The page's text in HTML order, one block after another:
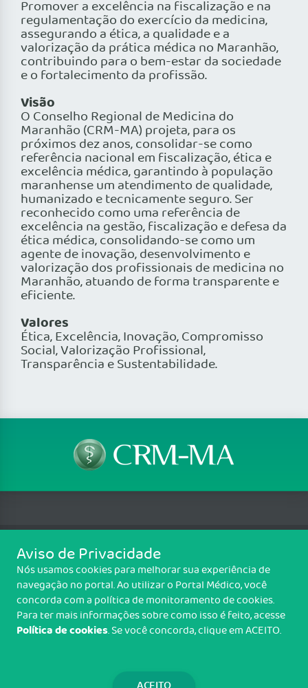
Promover a excelência na fiscalização e na
regulamentação do exercício da medicina,
assegurando a ética, a qualidade e a
valorização da prática médica no Maranhão,
contribuindo para o bem-estar da sociedade
e o fortalecimento da profissão.
Visão
O Conselho Regional de Medicina do
Maranhão (CRM-MA) projeta, para os
próximos dez anos, consolidar-se como
referência nacional em fiscalização, ética e
excelência médica, garantindo à população
maranhense um atendimento de qualidade,
humanizado e tecnicamente seguro. Ser
reconhecido como uma referência de
excelência na gestão, fiscalização e defesa da
ética médica, consolidando-se como um
agente de inovação, desenvolvimento e
valorização dos profissionais de medicina no
Maranhão, atuando de forma transparente e
eficiente.
Valores
Ética, Excelência, Inovação, Compromisso
Social, Valorização Profissional,
Transparência e Sustentabilidade.
Telefone: (98) 3227 7065, (98) 3227 7156, (98) 3227
7206
Rua Carutapera, Quadra 37B, N° 02, Jardim Renascença, São Luis/MA -
CEP: 65075-690
Copyright CRM-MA. Todos os direitos reservados.
Aviso de Privacidade
Nós usamos cookies para melhorar sua experiência de
navegação no portal. Ao utilizar o Portal Médico, você
concorda com a política de monitoramento de cookies.
Para ter mais informações sobre como isso é feito, acesse
Política de cookies. Se você concorda, clique em ACEITO.